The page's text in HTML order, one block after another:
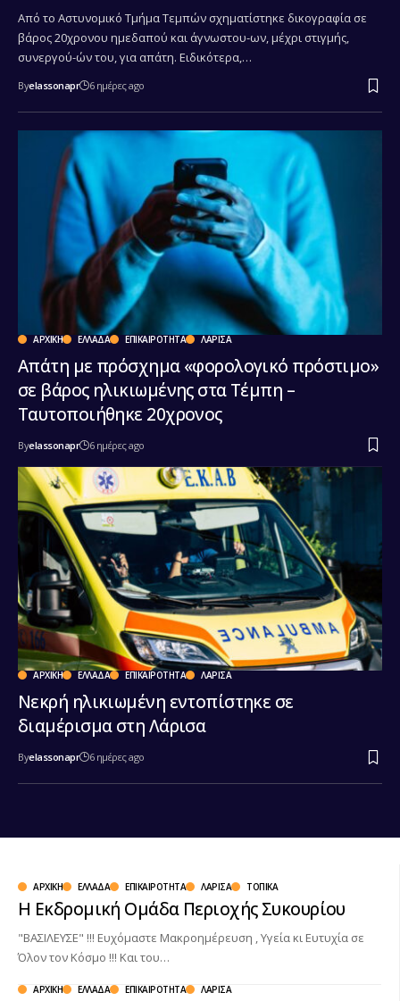
Από το Αστυνομικό Τμήμα Τεμπών σχηματίστηκε δικογραφία σε
βάρος 20χρονου ημεδαπού και άγνωστου-ων, μέχρι στιγμής,
συνεργού-ών του, για απάτη. Ειδικότερα,…
Byelassonapr 6 ημέρες ago
ΑΡΧΙΚΉ ΕΛΛΆΔΑ ΕΠΙΚΑΙΡΌΤΗΤΑ ΛΆΡΙΣΑ
Απάτη με πρόσχημα «φορολογικό πρόστιμο»
σε βάρος ηλικιωμένης στα Τέμπη –
Ταυτοποιήθηκε 20χρονος
Byelassonapr 6 ημέρες ago
ΑΡΧΙΚΉ ΕΛΛΆΔΑ ΕΠΙΚΑΙΡΌΤΗΤΑ ΛΆΡΙΣΑ
Νεκρή ηλικιωμένη εντοπίστηκε σε
διαμέρισμα στη Λάρισα
Byelassonapr 6 ημέρες ago
ΑΡΧΙΚΉ ΕΛΛΆΔΑ ΕΠΙΚΑΙΡΌΤΗΤΑ ΛΆΡΙΣΑ ΤΟΠΙΚΆ
Η Εκδρομική Ομάδα Περιοχής Συκουρίου
"ΒΑΣΙΛΕΥΣΕ" !!! Ευχόμαστε Μακροημέρευση , Υγεία κι Ευτυχία σε
Όλον τον Κόσμο !!! Και του…
ΑΡΧΙΚΉ ΕΛΛΆΔΑ ΕΠΙΚΑΙΡΌΤΗΤΑ ΛΆΡΙΣΑ